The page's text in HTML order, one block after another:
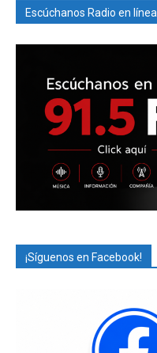
Escúchanos Radio en línea
¡Síguenos en Facebook!